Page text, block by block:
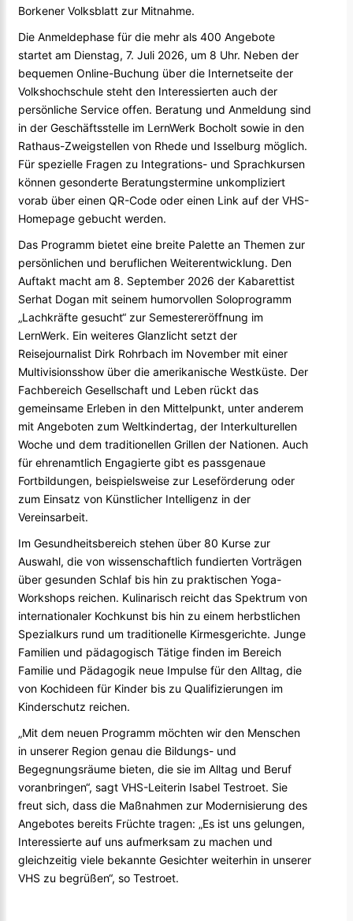
Borkener Volksblatt zur Mitnahme.
Die Anmeldephase für die mehr als 400 Angebote
startet am Dienstag, 7. Juli 2026, um 8 Uhr. Neben der
bequemen Online-Buchung über die Internetseite der
Volkshochschule steht den Interessierten auch der
persönliche Service offen. Beratung und Anmeldung sind
in der Geschäftsstelle im LernWerk Bocholt sowie in den
Rathaus-Zweigstellen von Rhede und Isselburg möglich.
Für spezielle Fragen zu Integrations- und Sprachkursen
können gesonderte Beratungstermine unkompliziert
vorab über einen QR-Code oder einen Link auf der VHS-
Homepage gebucht werden.
Das Programm bietet eine breite Palette an Themen zur
persönlichen und beruflichen Weiterentwicklung. Den
Auftakt macht am 8. September 2026 der Kabarettist
Serhat Dogan mit seinem humorvollen Soloprogramm
„Lachkräfte gesucht“ zur Semestereröffnung im
LernWerk. Ein weiteres Glanzlicht setzt der
Reisejournalist Dirk Rohrbach im November mit einer
Multivisionsshow über die amerikanische Westküste. Der
Fachbereich Gesellschaft und Leben rückt das
gemeinsame Erleben in den Mittelpunkt, unter anderem
mit Angeboten zum Weltkindertag, der Interkulturellen
Woche und dem traditionellen Grillen der Nationen. Auch
für ehrenamtlich Engagierte gibt es passgenaue
Fortbildungen, beispielsweise zur Leseförderung oder
zum Einsatz von Künstlicher Intelligenz in der
Vereinsarbeit.
Im Gesundheitsbereich stehen über 80 Kurse zur
Auswahl, die von wissenschaftlich fundierten Vorträgen
über gesunden Schlaf bis hin zu praktischen Yoga-
Workshops reichen. Kulinarisch reicht das Spektrum von
internationaler Kochkunst bis hin zu einem herbstlichen
Spezialkurs rund um traditionelle Kirmesgerichte. Junge
Familien und pädagogisch Tätige finden im Bereich
Familie und Pädagogik neue Impulse für den Alltag, die
von Kochideen für Kinder bis zu Qualifizierungen im
Kinderschutz reichen.
„Mit dem neuen Programm möchten wir den Menschen
in unserer Region genau die Bildungs- und
Begegnungsräume bieten, die sie im Alltag und Beruf
voranbringen“, sagt VHS-Leiterin Isabel Testroet. Sie
freut sich, dass die Maßnahmen zur Modernisierung des
Angebotes bereits Früchte tragen: „Es ist uns gelungen,
Interessierte auf uns aufmerksam zu machen und
gleichzeitig viele bekannte Gesichter weiterhin in unserer
VHS zu begrüßen“, so Testroet.